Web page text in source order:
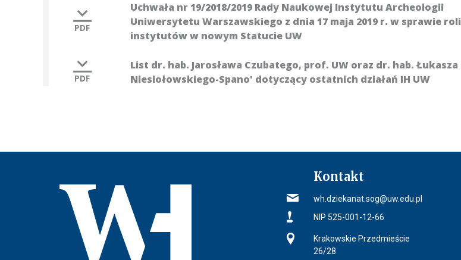
PDF
Uchwała nr 19/2018/2019 Rady Naukowej Instytutu Archeologii
Uniwersytetu Warszawskiego z dnia 17 maja 2019 r. w sprawie roli
instytutów w nowym Statucie UW
PDF
List dr. hab. Jarosława Czubatego, prof. UW oraz dr. hab. Łukasza
Niesiołowskiego-Spano' dotyczący ostatnich działań IH UW
Wydział Historyczny Uniwersytetu Warszawskiego
Kontakt
E-mail
wh.dziekanat.sog@uw.edu.pl
NIP
NIP 525-001-12-66
Adres
Krakowskie Przedmieście
26/28